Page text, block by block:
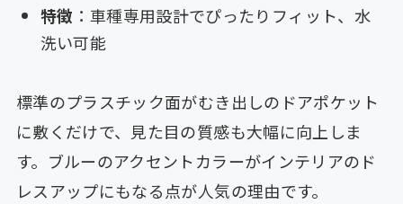
特徴 ：車種専用設計でぴったりフィット、水
洗い可能
標準のプラスチック面がむき出しのドアポケット
に敷くだけで、見た目の質感も大幅に向上しま
す。ブルーのアクセントカラーがインテリアのド
レスアップにもなる点が人気の理由です。